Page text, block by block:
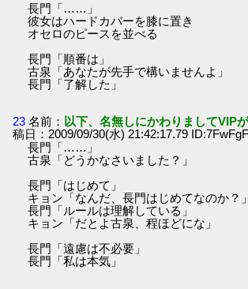
長門「……」
彼女はハードカバーを膝に置き
オセロのピースを並べる
長門「順番は」
古泉「あなたが先手で構いませんよ」
長門「了解した」
23 名前： 以下、名無しにかわりましてVIP
稿日：2009/09/30(水) 21:42:17.79
長門「……」
古泉「どうかなさいました？」
長門「はじめて」
キョン「なんだ、長門はじめてなのか？」
長門「ルールは理解している」
キョン「だとよ古泉、程ほどにな」
長門「遠慮は不必要」
長門「私は本気」